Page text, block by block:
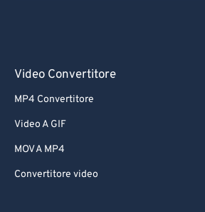
Video Convertitore
MP4 Convertitore
Video A GIF
MOV A MP4
Convertitore video